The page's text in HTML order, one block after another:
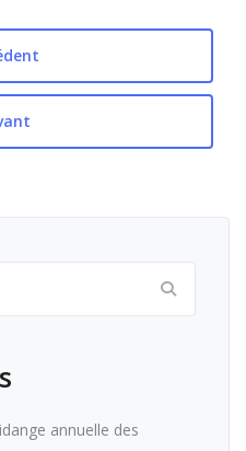
annuelle des